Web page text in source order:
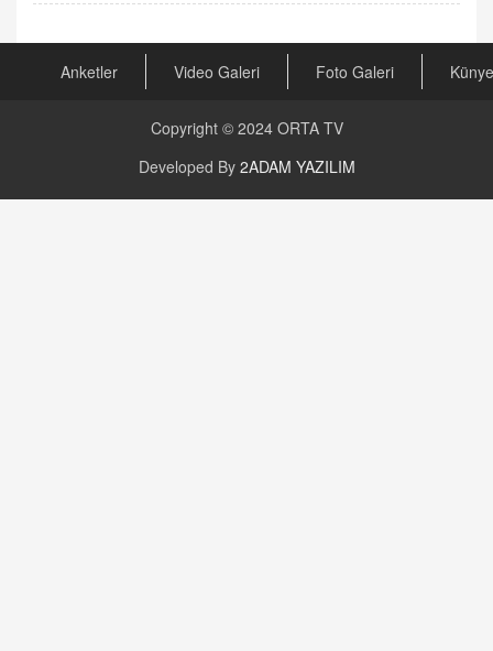
Anketler Video Galeri Foto Galeri Künye
Copyright © 2024 ORTA TV
Developed By 2ADAM YAZILIM